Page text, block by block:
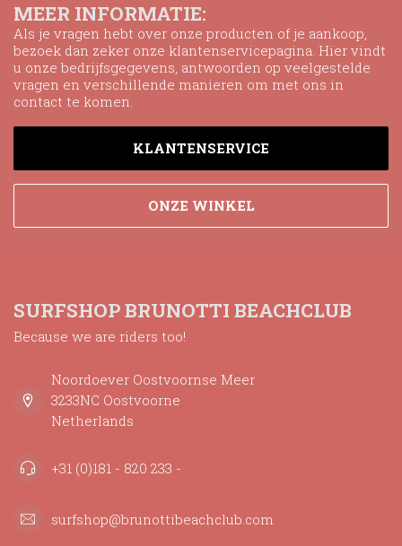
MEER INFORMATIE:
Als je vragen hebt over onze producten of je aankoop,
bezoek dan zeker onze klantenservicepagina. Hier vindt
u onze bedrijfsgegevens, antwoorden op veelgestelde
vragen en verschillende manieren om met ons in
contact te komen.
KLANTENSERVICE
ONZE WINKEL
SURFSHOP BRUNOTTI BEACHCLUB
Because we are riders too!
Noordoever Oostvoornse Meer
3233NC Oostvoorne
Netherlands
+31 (0)181 - 820 233 -
surfshop@brunottibeachclub.com